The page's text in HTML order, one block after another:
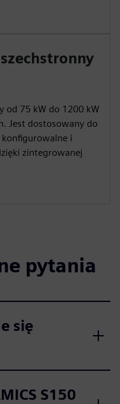
od 75 kW do 1200 kW
Jest dostosowany do
i
zintegrowanej
pytania
się
S150